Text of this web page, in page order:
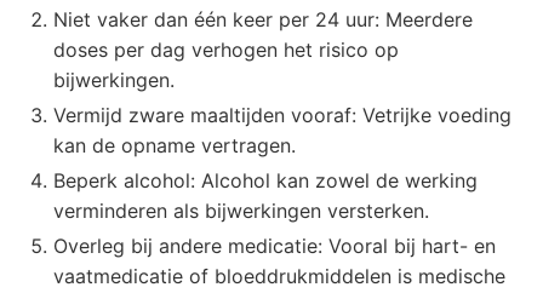
Niet vaker dan één keer per 24 uur: Meerdere
doses per dag verhogen het risico op
bijwerkingen.
Vermijd zware maaltijden vooraf: Vetrijke voeding
kan de opname vertragen.
Beperk alcohol: Alcohol kan zowel de werking
verminderen als bijwerkingen versterken.
Overleg bij andere medicatie: Vooral bij hart- en
vaatmedicatie of bloeddrukmiddelen is medische